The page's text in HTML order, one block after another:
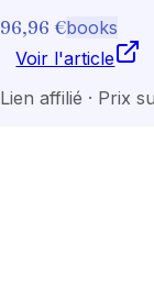
96,96 €books
Voir l'article
Lien affilié · Prix